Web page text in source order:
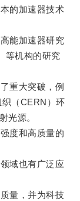
的加速器技术
能加速器研究
等机构的研究
重大突破，例
（CERN）环
光源。
度和高质量的
域也有广泛应
量，并为科技